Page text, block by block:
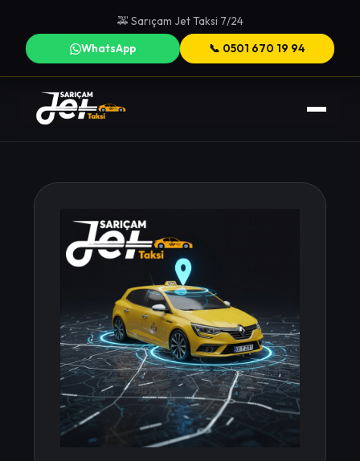
🚕 Sarıçam Jet Taksi 7/24
WhatsApp
📞 0501 670 19 94